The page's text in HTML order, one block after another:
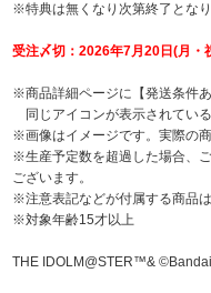
モフモフパレード
※特典は無くなり次第終了となり
受注〆切：2026年7月20日(月・
※商品詳細ページに【発送条件
同じアイコンが表示されてい
※画像はイメージです。実際の
※生産予定数を超過した場合、
ございます。
※注意表記などが付属する商品
※対象年齢15才以上
THE IDOLM@STER™&